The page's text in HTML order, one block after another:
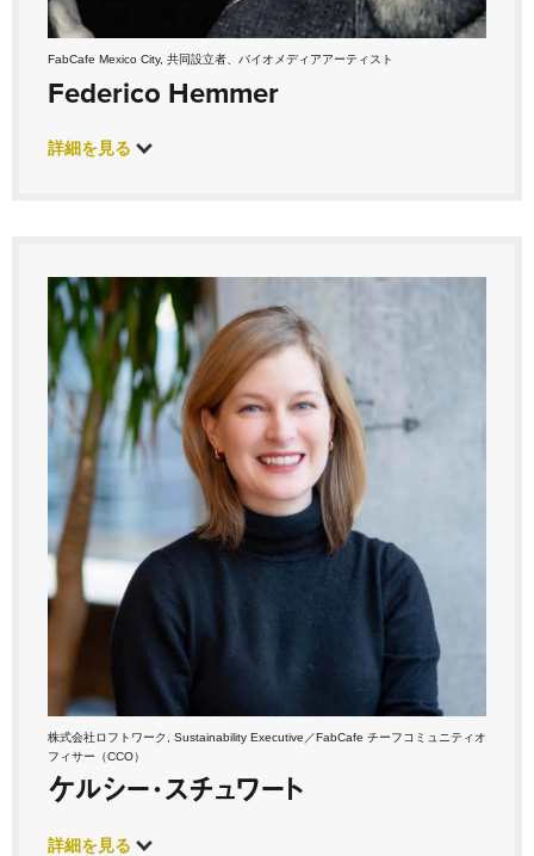
FabCafe Mexico City, 共同設立者、バイオメディアアーティスト
Federico Hemmer
詳細を見る
株式会社ロフトワーク, Sustainability Executive／FabCafe チーフコミュニティオ
フィサー（CCO）
ケルシー･スチュワート
詳細を見る